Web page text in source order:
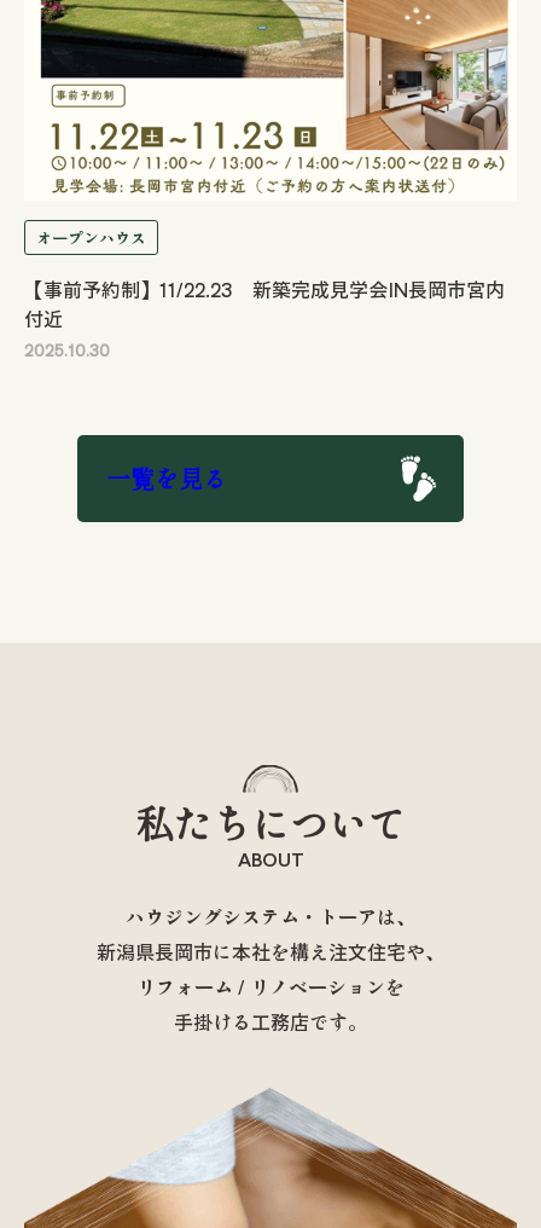
オープンハウス
【事前予約制】11/22.23 新築完成見学会IN長岡市宮内
付近
2025.10.30
一覧を見る
私たちについて
ABOUT
ハウジングシステム・トーアは、
新潟県長岡市に本社を構え注文住宅や、
リフォーム / リノベーションを
手掛ける工務店です。